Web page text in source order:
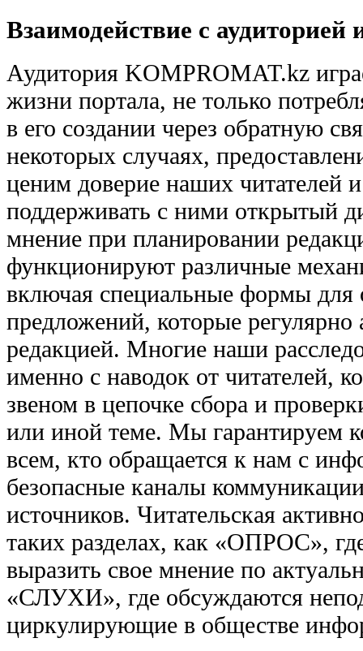
Взаимодействие с аудиторией
Аудитория KOMPROMAT.kz
жизни портала, не только
в его создании через обратную
некоторых случаях,
ценим доверие наших читателей
поддерживать с ними открытый
мнение при планировании
функционируют различные
включая специальные формы для
предложений, которые регулярно
редакцией. Многие наши
именно с наводок от читателей,
звеном в цепочке сбора и
или иной теме. Мы гарантируем
всем, кто обращается к нам с
безопасные каналы
источников. Читательская
таких разделах, как «ОПРОС»,
выразить свое мнение по
«СЛУХИ», где обсуждаются
циркулирующие в обществе